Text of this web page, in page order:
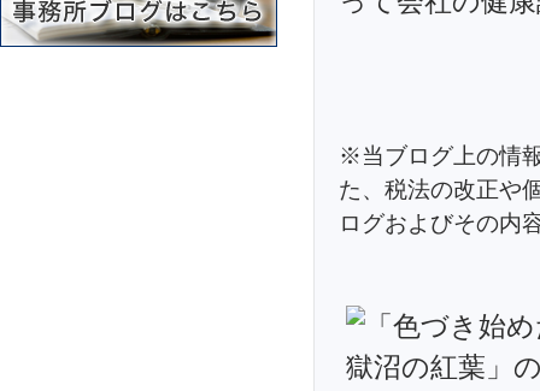
※当ブログ上の情
た、税法の改正や
ログおよびその内